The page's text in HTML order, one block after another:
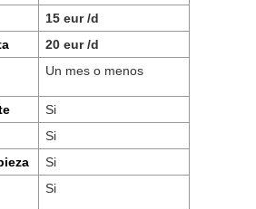
15 eur /d
20 eur /d
Un mes o menos
Si
Si
Si
Si